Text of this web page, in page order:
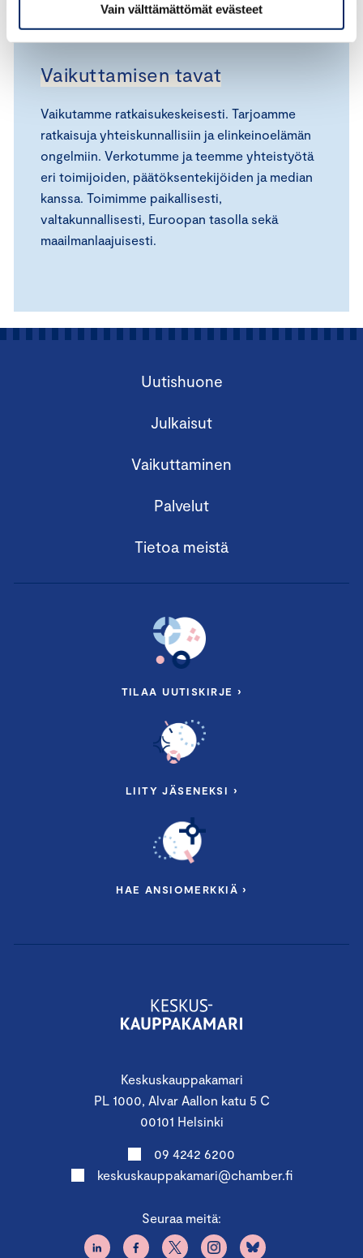
Vain välttämättömät evästeet
itsesääntelyn edistäminen on erityisen tärkeä
osa toimintaamme.
Vaikuttamisen tavat
Vaikutamme ratkaisukeskeisesti. Tarjoamme
ratkaisuja yhteiskunnallisiin ja elinkeinoelämän
ongelmiin. Verkotumme ja teemme yhteistyötä
eri toimijoiden, päätöksentekijöiden ja median
kanssa. Toimimme paikallisesti,
valtakunnallisesti, Euroopan tasolla sekä
maailmanlaajuisesti.
Keskuskauppakamari
PL 1000, Alvar Aallon katu 5 C
00101 Helsinki
09 4242 6200
keskuskauppakamari@chamber.fi
Seuraa meitä:
Uutishuone
Julkaisut
Vaikuttaminen
Palvelut
Tietoa meistä
TILAA UUTISKIRJE ›
LIITY JÄSENEKSI ›
HAE ANSIOMERKKIÄ ›